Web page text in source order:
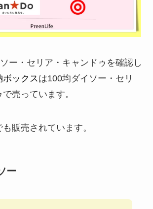
ー・セリア・キャンドゥを確認し
ボックス は100均ダイソー・セリ
売っています。
販売されています。
ー